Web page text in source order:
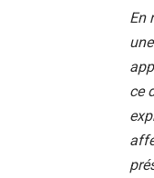
En
ce